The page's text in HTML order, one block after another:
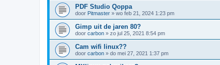
PDF Studio Qoppa
door Pitmaster » wo feb 21, 2024 1:23 pm
Gimp uit de jaren 80?
door carbon » zo jul 25, 2021 8:54 pm
Cam wifi linux??
door carbon » do mei 27, 2021 1:37 pm